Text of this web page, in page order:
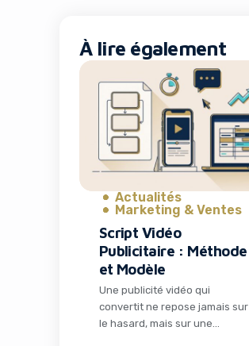
À lire également
Actualités
Marketing & Ventes
Script Vidéo
Publicitaire : Méthode
et Modèle
Une publicité vidéo qui
convertit ne repose jamais sur
le hasard, mais sur une